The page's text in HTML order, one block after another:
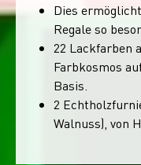
Dies
Regale so
22 Lackfarben
Farbkosmos
Basis.
2
Walnuss), von